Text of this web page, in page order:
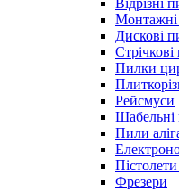
Відрізні
Дискові
Пилки
Рейсмуси
Шабельні
Пили
Фрезери